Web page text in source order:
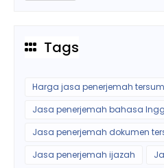
Tags
Harga jasa penerjemah
Jasa penerjemah bahasa
Jasa penerjemah dokumen
Jasa penerjemah ijazah